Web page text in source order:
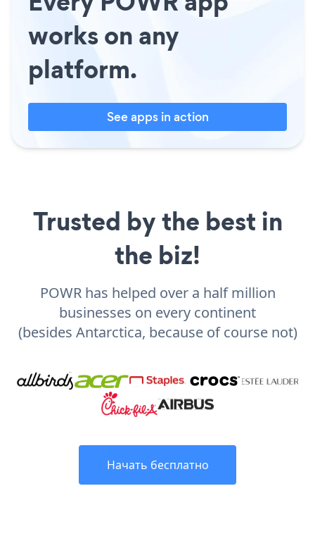
works on any
platform.
See apps in action
Trusted by the best in
the biz!
POWR has helped over a half million
businesses on every continent
(besides Antarctica, because of course not)
Начать бесплатно